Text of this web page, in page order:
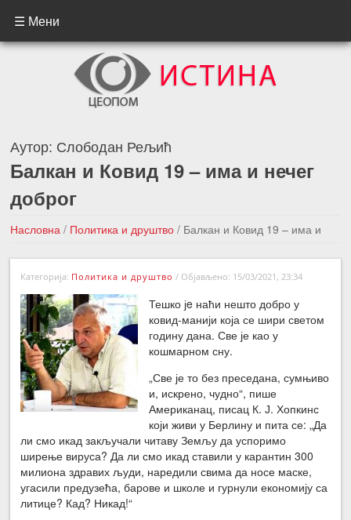
☰ Мени
Аутор: Слободан Рељић
Балкан и Ковид 19 – има и нечег
доброг
Насловна / Политика и друштво / Балкан и Ковид 19 – има и
нечег доброг
←Претходна вест
Следећа вест →
Категорија: Политика и друштво / Објављено: 15/03/2021, 23:34
Тешко јe наћи нешто добро у
ковид-манији која се шири светом
годину дана. Све је као у
кошмарном сну.
„Све је то без преседана, сумњиво
и, искрено, чудно“, пише
Американац, писац К. Ј. Хопкинс
који живи у Берлину и пита се: „Да
ли смо икад закључали читаву Земљу да успоримо
ширење вируса? Да ли смо икад ставили у карантин 300
милиона здравих људи, наредили свима да носе маске,
угасили предузећа, барове и школе и гурнули економију са
литице? Кад? Никад!“